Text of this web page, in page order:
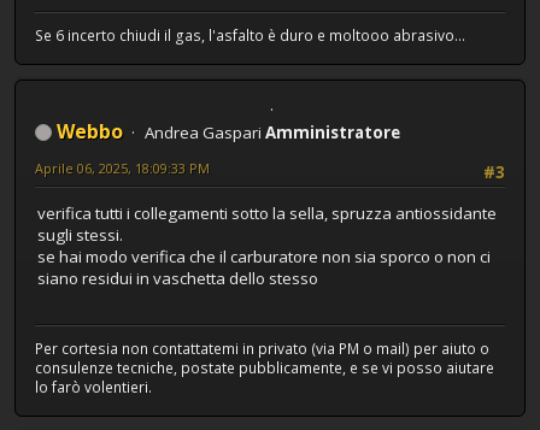
Se 6 incerto chiudi il gas, l'asfalto è duro e moltooo abrasivo...
Webbo Andrea Gaspari Amministratore
#3
Aprile 06, 2025, 18:09:33 PM
verifica tutti i collegamenti sotto la sella, spruzza antiossidante
sugli stessi.
se hai modo verifica che il carburatore non sia sporco o non ci
siano residui in vaschetta dello stesso
Per cortesia non contattatemi in privato (via PM o mail) per aiuto o
consulenze tecniche, postate pubblicamente, e se vi posso aiutare
lo farò volentieri.